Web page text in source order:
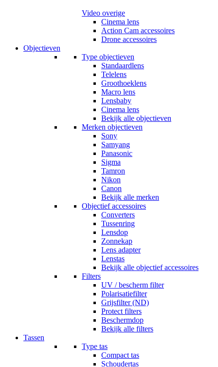
Video overige
Cinema lens
Action Cam accessoires
Drone accessoires
Objectieven
Type objectieven
Standaardlens
Telelens
Groothoeklens
Macro lens
Lensbaby
Cinema lens
Bekijk alle objectieven
Merken objectieven
Sony
Samyang
Panasonic
Sigma
Tamron
Nikon
Canon
Bekijk alle merken
Objectief accessoires
Converters
Tussenring
Lensdop
Zonnekap
Lens adapter
Lenstas
Bekijk alle objectief accessoires
Filters
UV / bescherm filter
Polarisatiefilter
Grijsfilter (ND)
Protect filters
Beschermdop
Bekijk alle filters
Tassen
Type tas
Compact tas
Schoudertas